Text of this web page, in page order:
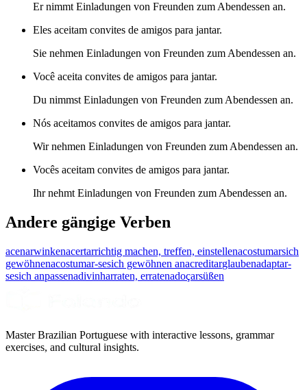
Er nimmt Einladungen von Freunden zum Abendessen an.
Eles aceitam convites de amigos para jantar.
Sie nehmen Einladungen von Freunden zum Abendessen an.
Você aceita convites de amigos para jantar.
Du nimmst Einladungen von Freunden zum Abendessen an.
Nós aceitamos convites de amigos para jantar.
Wir nehmen Einladungen von Freunden zum Abendessen an.
Vocês aceitam convites de amigos para jantar.
Ihr nehmt Einladungen von Freunden zum Abendessen an.
Andere gängige Verben
acenarwinkenacertarrichtig machen, treffen, einstellenacostumarsich
gewöhnenacostumar-sesich gewöhnen anacreditarglaubenadaptar-
sesich anpassenadivinharraten, erratenadoçarsüßen
Master Brazilian Portuguese with interactive lessons, grammar
exercises, and cultural insights.